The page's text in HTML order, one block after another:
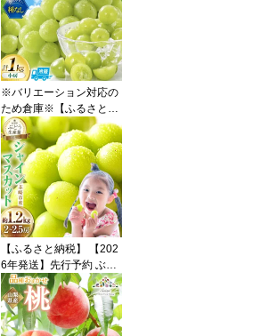
約 400g [REGALO 山梨
県 韮崎市 20745497] シ
ャイン マスカット ブド
ウ ぶどう 葡萄 フルーツ
果物 くだもの 旬 山梨 ギ
フト
※バリエーション対応の
ため倉庫※【ふるさと納
税】 【2026年発送】 訳
あり シャインマスカット
先行受付 小房 1kg [REG
ALO 山梨県 韮崎市 2074
5498] 訳アリ ワケあり 理
由あり わけあり シャイ
ン マスカット ブドウ ぶ
どう 葡萄 フルーツ 果物
【ふるさと納税】 【202
6年発送】先行予約 ぶど
う シャインマスカット
約1.2kg (2〜2.5房) 【冷
蔵発送】 フルーツ 果物
くだもの ブドウ 葡萄 種